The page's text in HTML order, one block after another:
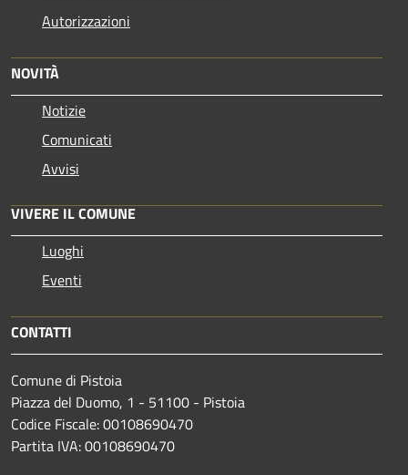
Autorizzazioni
NOVITÀ
Notizie
Comunicati
Avvisi
VIVERE IL COMUNE
Luoghi
Eventi
CONTATTI
Comune di Pistoia
Piazza del Duomo, 1 - 51100 - Pistoia
Codice Fiscale: 00108690470
Partita IVA: 00108690470